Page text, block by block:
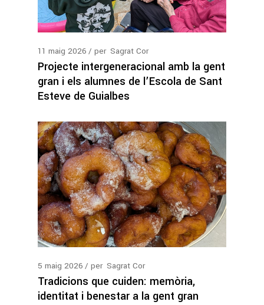
11 maig 2026 per Sagrat Cor
Projecte intergeneracional amb la gent
gran i els alumnes de l’Escola de Sant
Esteve de Guialbes
5 maig 2026 per Sagrat Cor
Tradicions que cuiden: memòria,
identitat i benestar a la gent gran